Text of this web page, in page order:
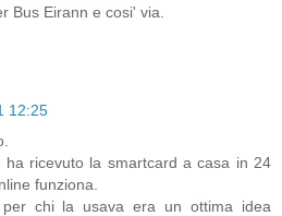
Bus Eirann e cosi' via.
12:25
ha ricevuto la smartcard a casa in 24
funziona.
chi la usava era un ottima idea